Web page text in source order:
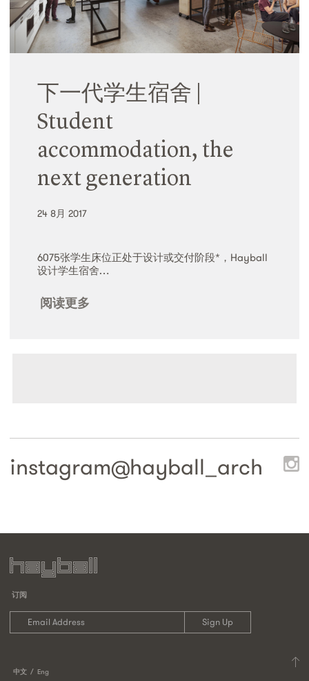
下一代学生宿舍 |
Student
accommodation, the
next generation
24 8月 2017
6075张学生床位正处于设计或交付阶段*，Hayball
设计学生宿舍…
阅读更多
instagram@hayball_arch
订阅
中文 Eng